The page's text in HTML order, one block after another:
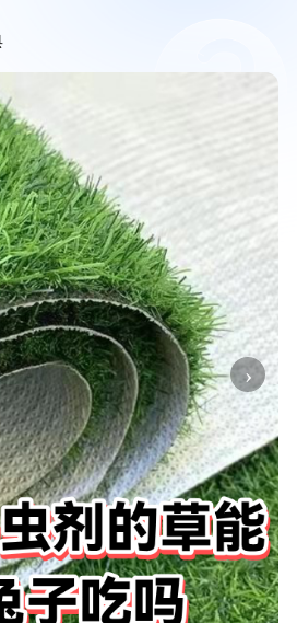
›